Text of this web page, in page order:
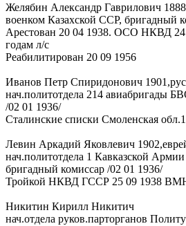
Желябин Александр Гаврилович
военком Казахской ССР, бригадный
Арестован 20 04 1938. ОСО НКВД 24
годам л/с
Реабилитирован 20 09 1956
Иванов Петр Спиридонович
нач.политотдела 214 авиабригады
/02 01 1936/
Сталинские списки Смоленская
Левин Аркадий Яковлевич
нач.политотдела 1 Кавказской
бригадный комиссар /02 01 1936/
Тройкой НКВД ГССР 25 09 1938
Никитин Кирилл Никитич
нач.отдела руков.парторганов